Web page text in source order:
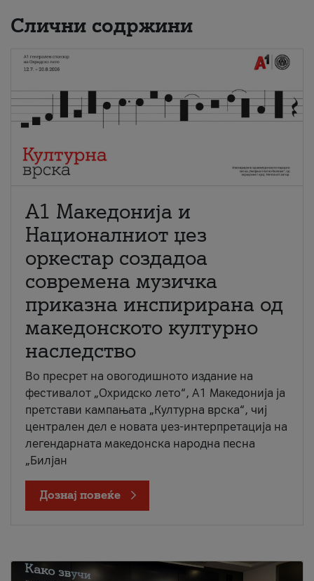
Слични содржини
А1 Македонија и
Националниот џез
оркестар создадоа
современа музичка
приказна инспирирана од
македонското културно
наследство
Во пресрет на овогодишното издание на
фестивалот „Охридско лето“, А1 Македонија ја
претстави кампањата „Културна врска“, чиј
централен дел е новата џез-интерпретација на
легендарната македонска народна песна
„Билјан
Дознај повеќе